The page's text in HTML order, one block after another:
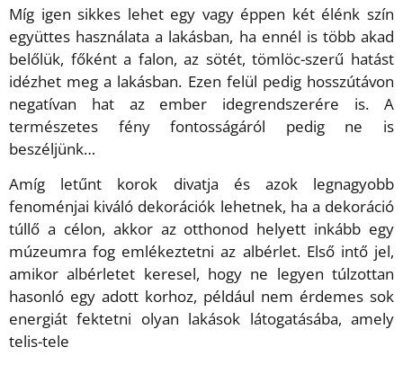
Míg igen sikkes lehet egy vagy éppen két élénk szín
együttes használata a lakásban, ha ennél is több akad
belőlük, főként a falon, az sötét, tömlöc-szerű hatást
idézhet meg a lakásban. Ezen felül pedig hosszútávon
negatívan hat az ember idegrendszerére is. A
természetes fény fontosságáról pedig ne is
beszéljünk…
Amíg letűnt korok divatja és azok legnagyobb
fenoménjai kiváló dekorációk lehetnek, ha a dekoráció
túllő a célon, akkor az otthonod helyett inkább egy
múzeumra fog emlékeztetni az albérlet. Első intő jel,
amikor albérletet keresel, hogy ne legyen túlzottan
hasonló egy adott korhoz, például nem érdemes sok
energiát fektetni olyan lakások látogatásába, amely
telis-tele